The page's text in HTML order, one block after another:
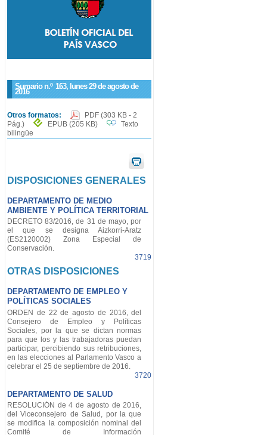
Sumario n.º 163, lunes 29 de agosto de
2016
Otros formatos: PDF (303 KB - 2
Pág.)
EPUB (205 KB)
Texto
bilingüe
DISPOSICIONES GENERALES
DEPARTAMENTO DE MEDIO
AMBIENTE Y POLÍTICA TERRITORIAL
DECRETO 83/2016, de 31 de mayo, por
el que se designa Aizkorri-Aratz
(ES2120002) Zona Especial de
Conservación.
3719
OTRAS DISPOSICIONES
DEPARTAMENTO DE EMPLEO Y
POLÍTICAS SOCIALES
ORDEN de 22 de agosto de 2016, del
Consejero de Empleo y Políticas
Sociales, por la que se dictan normas
para que los y las trabajadoras puedan
participar, percibiendo sus retribuciones,
en las elecciones al Parlamento Vasco a
celebrar el 25 de septiembre de 2016.
3720
DEPARTAMENTO DE SALUD
RESOLUCIÓN de 4 de agosto de 2016,
del Viceconsejero de Salud, por la que
se modifica la composición nominal del
Comité de Información